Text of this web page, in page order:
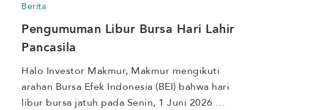
Berita
Pengumuman Libur Bursa Hari Lahir
Pancasila
Halo Investor Makmur, Makmur mengikuti
arahan Bursa Efek Indonesia (BEI) bahwa hari
libur bursa jatuh pada Senin, 1 Juni 2026